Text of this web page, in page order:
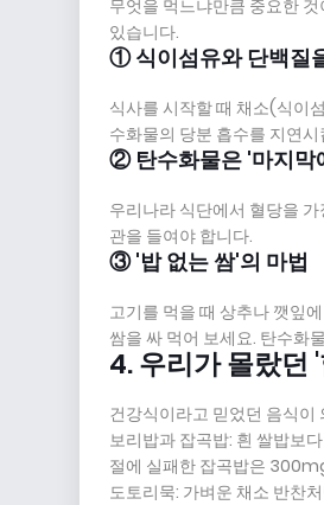
무엇을 먹느냐만큼 중요한
있습니다.
① 식이섬유와 단백질
식사를 시작할 때 채소(식이
수화물의 당분 흡수를 지연시
② 탄수화물은 '마지막
우리나라 식단에서 혈당을
관을 들여야 합니다.
③ '밥 없는 쌈'의 마법
고기를 먹을 때 상추나 깻잎
쌈을 싸 먹어 보세요. 탄수화
4. 우리가 몰랐던
건강식이라고 믿었던 음식이
보리밥과 잡곡밥: 흰 쌀밥보
절에 실패한 잡곡밥은
도토리묵: 가벼운 채소 반찬